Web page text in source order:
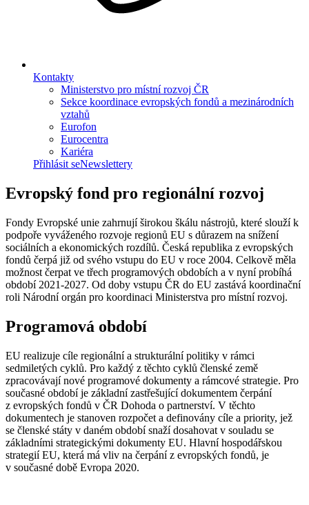
Kontakty
Ministerstvo pro místní rozvoj ČR
Sekce koordinace evropských fondů a mezinárodních
vztahů
Eurofon
Eurocentra
Kariéra
Přihlásit seNewslettery
Evropský fond pro regionální rozvoj
Fondy Evropské unie zahrnují širokou škálu nástrojů, které slouží k
podpoře vyváženého rozvoje regionů EU s důrazem na snížení
sociálních a ekonomických rozdílů. Česká republika z evropských
fondů čerpá již od svého vstupu do EU v roce 2004. Celkově měla
možnost čerpat ve třech programových obdobích a v nyní probíhá
období 2021-2027. Od doby vstupu ČR do EU zastává koordinační
roli Národní orgán pro koordinaci Ministerstva pro místní rozvoj.
Programová období
EU realizuje cíle regionální a strukturální politiky v rámci
sedmiletých cyklů. Pro každý z těchto cyklů členské země
zpracovávají nové programové dokumenty a rámcové strategie. Pro
současné období je základní zastřešující dokumentem čerpání
z evropských fondů v ČR Dohoda o partnerství. V těchto
dokumentech je stanoven rozpočet a definovány cíle a priority, jež
se členské státy v daném období snaží dosahovat v souladu se
základními strategickými dokumenty EU. Hlavní hospodářskou
strategií EU, která má vliv na čerpání z evropských fondů, je
v současné době Evropa 2020.